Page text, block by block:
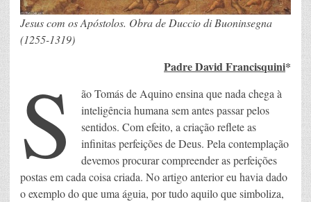
Jesus com os Apóstolos. Obra de Duccio di Buoninsegna
(1255-1319)
Padre David Francisquini*
S
ão Tomás de Aquino ensina que nada chega à
inteligência humana sem antes passar pelos
sentidos. Com efeito, a criação reflete as
infinitas perfeições de Deus. Pela contemplação
devemos procurar compreender as perfeições
postas em cada coisa criada. No artigo anterior eu havia dado
o exemplo do que uma águia, por tudo aquilo que simboliza,